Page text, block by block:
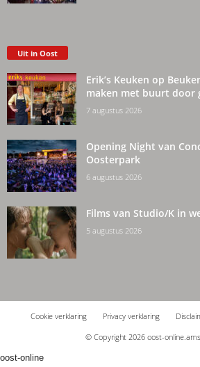
Uit in Oost
Erik’s Keuken op
maken met buurt door
7 augustus 2026
Opening Night van
Oosterpark
6 augustus 2026
Films van Studio/K in
5 augustus 2026
Cookie verklaring Privacy verklaring
© Copyright 2026 oost-
oost-online